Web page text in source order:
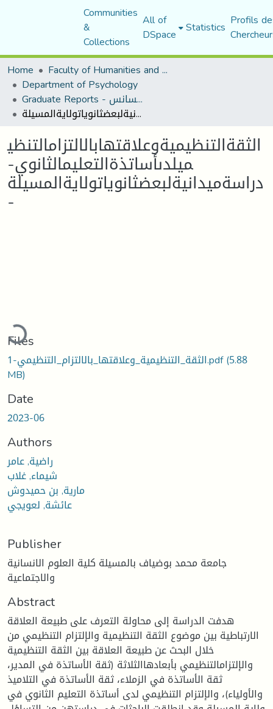
Communities
&
Collections
All of
DSpace Statistics Profils
Home
Faculty of Humanities and Social Sciences
Department of Psychology
Graduate Reports - تقارير الليسانس
الثقةالتنظيميةوعلاقتهابالالتزامالتنظيميلدىأساتذةالتعليمالثانوي- دراسةميدانيةلبعضثانوياتولايةالمسيلة -
الثقةالتنظيميةوعلاقتهابالالتزامالتنظي
ميلدىأساتذةالتعليمالثانوي-
دراسةميدانيةلبعضثانوياتولايةالمسيلة
-
Loading...
Files
الثقة_التنظيمية_وعلاقتها_بالالتزام_التنظيمي-1.pdf(5.88
MB)
Date
2023-06
Authors
راضية, عامر
شيماء, غلاب
مارية, بن حميدوش
عائشة, لعويجي
Publisher
جامعة محمد بوضياف بالمسيلة كلية العلوم الانسانية
والاجتماعية
Abstract
هدفت الدراسة إلى محاولة التعرف على طبيعة العلاقة
الارتباطية بين موضوع الثقة التنظيمية والإلتزام التنظيمي من
خلال البحث عن طبيعة العلاقة بين الثقة التنظيمية
والإلتزامالتنظيمي بأبعادهاالثلاثة (ثقة الأساتذة في المدير،
ثقة الأساتذة في الزملاء، ثقة الأساتذة في التلاميذ
والأولياء)، والإلتزام التنظيمي لدى أساتذة التعليم الثانوي في